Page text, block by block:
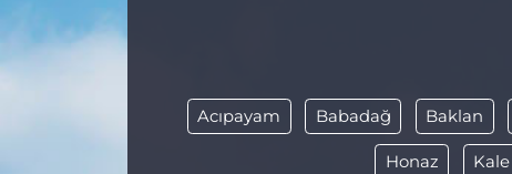
Acıpayam Babadağ Baklan
Honaz Kale